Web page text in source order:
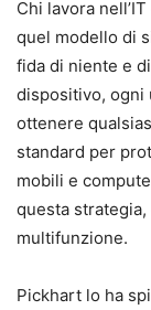
Chi lavora
quel modello di
fida di niente e
dispositivo, ogni
ottenere
standard per
mobili e
questa
multifunzione.
Pickhart lo ha